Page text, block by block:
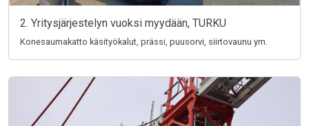
2. Yritysjärjestelyn vuoksi myydään, TURKU
Konesaumakatto käsityökalut, prässi, puusorvi, siirtovaunu ym.